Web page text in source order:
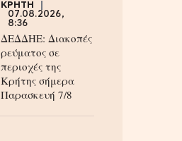
ΚΡΗΤΗ
07.08.2026,
8:36
ΔΕΔΔΗΕ: Διακοπές
ρεύματος σε
περιοχές της
Κρήτης σήμερα
Παρασκευή 7/8